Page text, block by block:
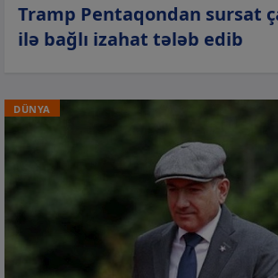
Tramp Pentaqondan sursat
ilə bağlı izahat tələb edib
DÜNYA